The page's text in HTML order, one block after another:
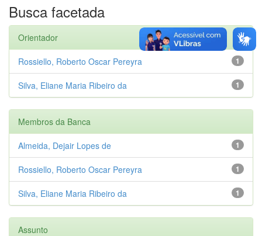
Busca facetada
Orientador
1
Rossiello, Roberto Oscar Pereyra
1
Silva, Eliane Maria Ribeiro da
Membros da Banca
1
Almeida, Dejair Lopes de
1
Rossiello, Roberto Oscar Pereyra
1
Silva, Eliane Maria Ribeiro da
Assunto